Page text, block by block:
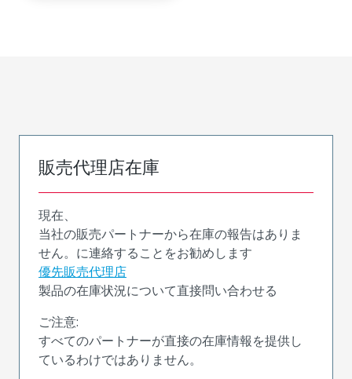
販売代理店在庫
現在、
当社の販売パートナーから在庫の報告はありま
せん。に連絡することをお勧めします
優先販売代理店
製品の在庫状況について直接問い合わせる
ご注意:
すべてのパートナーが直接の在庫情報を提供し
ているわけではありません。